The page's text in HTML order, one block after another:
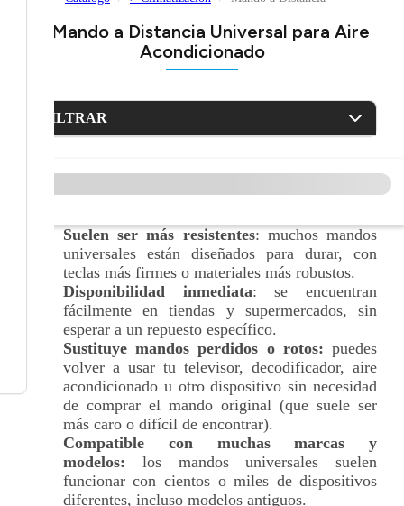
> Mando a Distancia Universal para Aire
Acondicionado
FILTRAR
Suelen ser más resistentes: muchos mandos
universales están diseñados para durar, con
teclas más firmes o materiales más robustos.
Disponibilidad inmediata: se encuentran
fácilmente en tiendas y supermercados, sin
esperar a un repuesto específico.
Sustituye mandos perdidos o rotos:puedes
volver a usar tu televisor, decodificador, aire
acondicionado u otro dispositivo sin necesidad
de comprar el mando original (que suele ser
más caro o difícil de encontrar).
Compatible con muchas marcas y
modelos: los mandos universales suelen
funcionar con cientos o miles de dispositivos
diferentes, incluso modelos antiguos.